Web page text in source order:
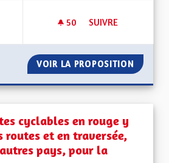
50 50 ABONNÉS
SUIVRE
VOIR LA PROPOSITION
cyclables en rouge y
routes et en traversée,
pays, pour la